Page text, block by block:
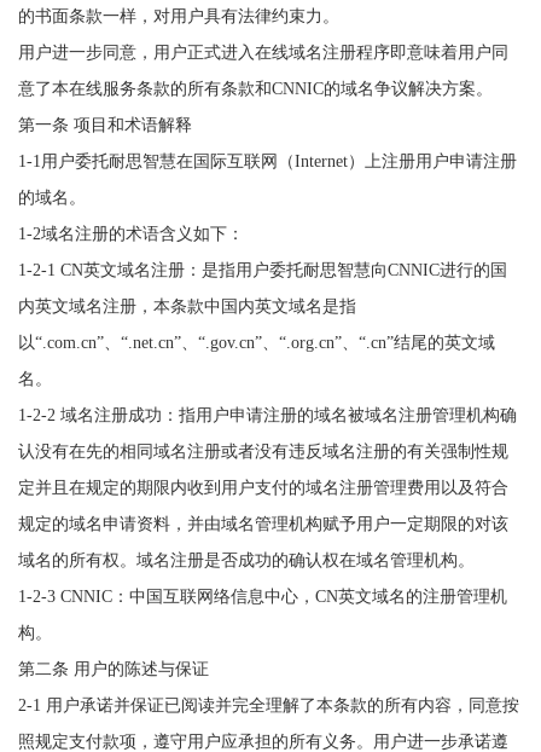
的书面条款一样，对用户具有法律约束力。
用户进一步同意，用户正式进入在线域名注册程序即意味着用户同
意了本在线服务条款的所有条款和CNNIC的域名争议解决方案。
第一条 项目和术语解释
1-1用户委托耐思智慧在国际互联网（Internet）上注册用户申请注册
的域名。
1-2域名注册的术语含义如下：
1-2-1 CN英文域名注册：是指用户委托耐思智慧向CNNIC进行的国
内英文域名注册，本条款中国内英文域名是指
以“.com.cn”、“.net.cn”、“.gov.cn”、“.org.cn”、“.cn”结尾的英文域
名。
1-2-2 域名注册成功：指用户申请注册的域名被域名注册管理机构确
认没有在先的相同域名注册或者没有违反域名注册的有关强制性规
定并且在规定的期限内收到用户支付的域名注册管理费用以及符合
规定的域名申请资料，并由域名管理机构赋予用户一定期限的对该
域名的所有权。域名注册是否成功的确认权在域名管理机构。
1-2-3 CNNIC：中国互联网络信息中心，CN英文域名的注册管理机
构。
第二条 用户的陈述与保证
2-1 用户承诺并保证已阅读并完全理解了本条款的所有内容，同意按
照规定支付款项，遵守用户应承担的所有义务。用户进一步承诺遵